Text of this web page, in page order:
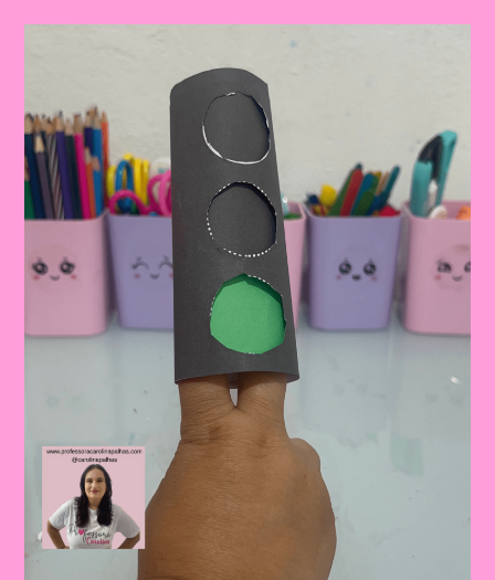
E
EDUCAÇÃO
INFANTIL